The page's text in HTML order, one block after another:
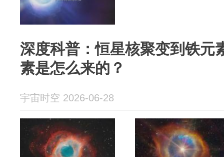
深度科普：恒星核聚变到铁元
素是怎么来的？
宇宙时空 2026-06-28